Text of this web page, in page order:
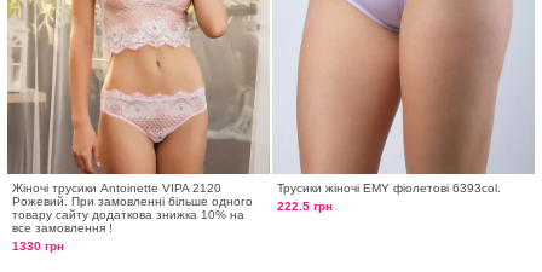
Жіночі трусики Antoinette VIPA 2120
Рожевий. При замовленні більше одного
товару сайту додаткова знижка 10% на
все замовлення !
1330 грн
Трусики жіночі EMY фіолетові 6393col.
222.5 грн